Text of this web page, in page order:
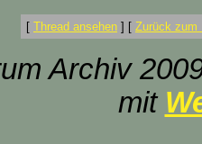
[ Thread ansehen ] [ Zurück zum
Archiv
mit